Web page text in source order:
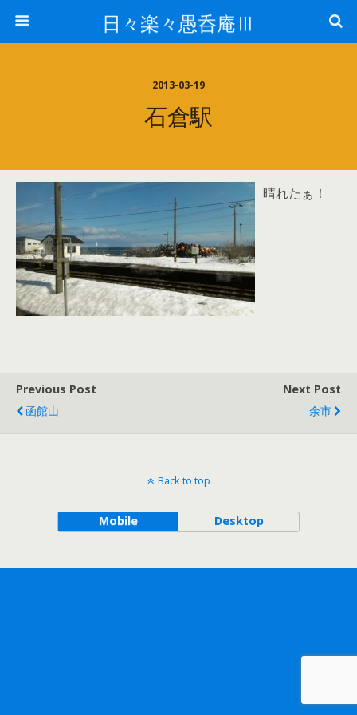
日々楽々愚呑庵Ⅲ
2013-03-19
石倉駅
晴れたぁ！
Previous Post
函館山
Next Post
余市
Back to top
Mobile Desktop